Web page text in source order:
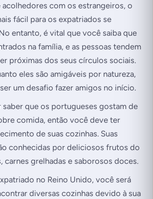
acolhedores com os estrangeiros, o
fácil para os expatriados se
entanto, é vital que você saiba que
na família, e as pessoas tendem
próximas dos seus círculos sociais.
eles são amigáveis por natureza,
um desafio fazer amigos no início.
saber que os portugueses gostam de
comida, então você deve ter
de suas cozinhas. Suas
conhecidas por deliciosos frutos do
carnes grelhadas e saborosos doces.
no Reino Unido, você será
diversas cozinhas devido à sua